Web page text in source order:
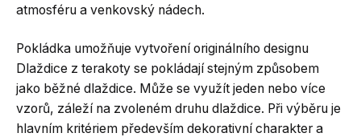
atmosféru a venkovský nádech.
Pokládka umožňuje vytvoření originálního designu
Dlaždice z terakoty se pokládají stejným způsobem
jako běžné dlaždice. Může se využít jeden nebo více
vzorů, záleží na zvoleném druhu dlaždice. Při výběru je
hlavním kritériem především dekorativní charakter a